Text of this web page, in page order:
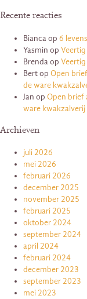
Recente reacties
Biancaop 6
Yasmin op
Brendaop
Bertop Open
de ware
Jan op Open brief
ware
Archieven
juli 2026
mei 2026
februari 2026
december 2025
november 2025
februari 2025
oktober 2024
september 2024
april 2024
februari 2024
december 2023
september 2023
mei 2023